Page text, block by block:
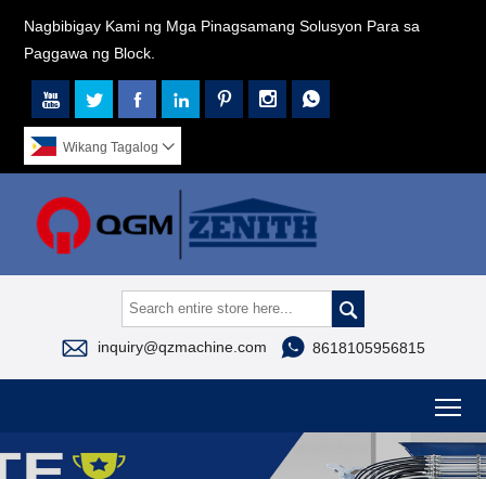
Nagbibigay Kami ng Mga Pinagsamang Solusyon Para sa
Paggawa ng Block.
      
Wikang Tagalog 

 inquiry@qzmachine.com  8618105956815